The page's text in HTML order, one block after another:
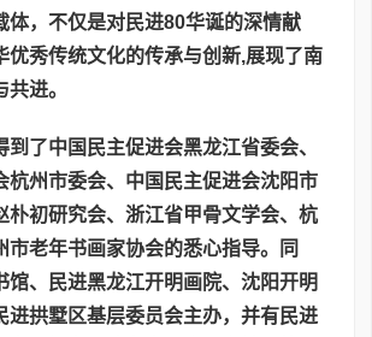
体，不仅是对民进80华诞的深情献
优秀传统文化的传承与创新,展现了南
进。
到了中国民主促进会黑龙江省委会、
杭州市委会、中国民主促进会沈阳市
朴初研究会、浙江省甲骨文学会、杭
市老年书画家协会的悉心指导。同
馆、民进黑龙江开明画院、沈阳开明
进拱墅区基层委员会主办，并有民进